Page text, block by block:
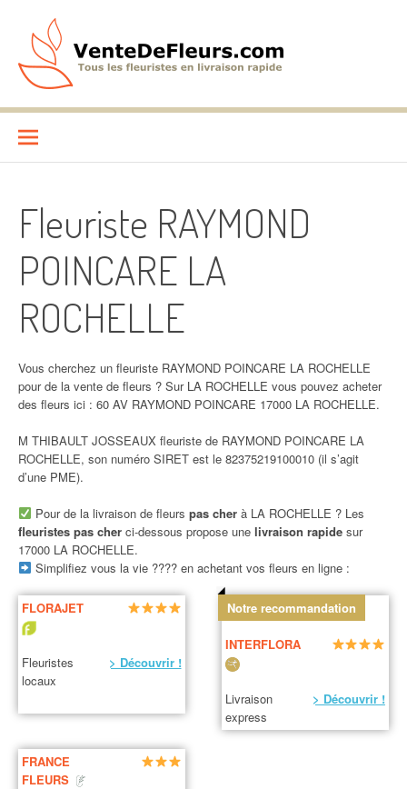
contenu
VenteDeFleurs.com
Fleuriste RAYMOND
POINCARE LA
ROCHELLE
Vous cherchez un fleuriste RAYMOND POINCARE LA ROCHELLE
pour de la vente de fleurs ? Sur LA ROCHELLE vous pouvez acheter
des fleurs ici : 60 AV RAYMOND POINCARE 17000 LA ROCHELLE.
M THIBAULT JOSSEAUX fleuriste de RAYMOND POINCARE LA
ROCHELLE, son numéro SIRET est le 82375219100010 (il s’agit
d’une PME).
Pour de la livraison de fleurs pas cherà LA ROCHELLE ? Les
fleuristes pas cher ci-dessous propose une livraison rapide sur
17000 LA ROCHELLE.
Simplifiez vous la vie ???? en achetant vos fleurs en ligne :
FLORAJET
Fleuristes
locaux
> Découvrir !
Notre recommandation
INTERFLORA
Livraison
express
> Découvrir !
FRANCE
FLEURS